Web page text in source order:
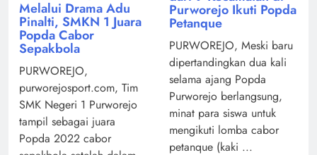
Melalui Drama Adu
Pinalti, SMKN 1 Juara
Popda Cabor
Sepakbola
PURWOREJO,
purworejosport.com, Tim
SMK Negeri 1 Purworejo
tampil sebagai juara
Popda 2022 cabor
Purworejo Ikuti Popda
Petanque
PURWOREJO, Meski baru
dipertandingkan dua kali
selama ajang Popda
Purworejo berlangsung,
minat para siswa untuk
mengikuti lomba cabor
petanque (kaki ...